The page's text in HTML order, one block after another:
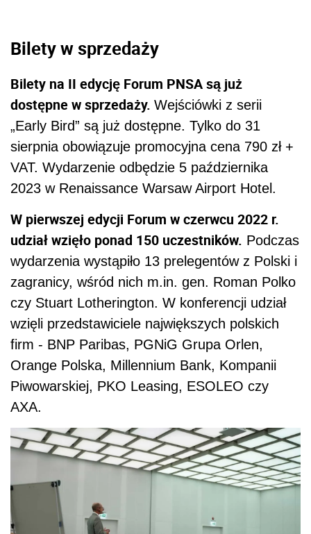
Bilety w sprzedaży
Bilety na II edycję Forum PNSA są już
dostępne w sprzedaży. Wejściówki z serii
„Early Bird” są już dostępne. Tylko do 31
sierpnia obowiązuje promocyjna cena 790 zł +
VAT. Wydarzenie odbędzie 5 października
2023 w Renaissance Warsaw Airport Hotel.
W pierwszej edycji Forum w czerwcu 2022 r.
udział wzięło ponad 150 uczestników. Podczas
wydarzenia wystąpiło 13 prelegentów z Polski i
zagranicy, wśród nich m.in. gen. Roman Polko
czy Stuart Lotherington. W konferencji udział
wzięli przedstawiciele największych polskich
firm - BNP Paribas, PGNiG Grupa Orlen,
Orange Polska, Millennium Bank, Kompanii
Piwowarskiej, PKO Leasing, ESOLEO czy
AXA.